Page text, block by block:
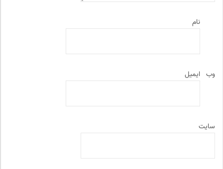
نام
ایمیل وب‌
سایت